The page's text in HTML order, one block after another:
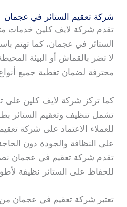
شركة تعقيم الستائر في عجمان
تقدم شركة لايف كلين خدمات
الستائر في عجمان، كما تهتم
لا تضر بالقماش أو البيئة
محترفة لضمان تغطية جميع أنواع
كما تركز شركة لايف كلين على
تشمل تنظيف وتعقيم الستائر
للعملاء الاعتماد على شركة
على النظافة والجودة دون
تقدم شركة تعقيم في عجمان
للحفاظ على الستائر نظيفة
تعتبر شركة تعقيم في عجمان